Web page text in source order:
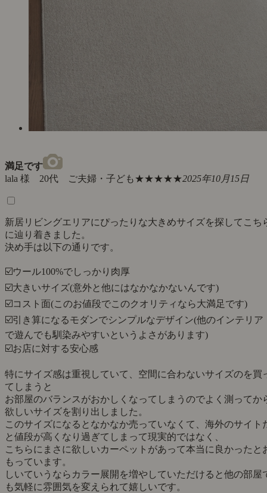
満足です
lala 様 20代 ご夫婦・子ども★★★★★2025年10月15日
新居リビングエリアにぴったりな大きめサイズを探してこち
に辿り着きました。
決め手は以下の通りです。
☑️ウール100%でしっかり肉厚
☑️大きいサイズ(意外と他にはなかなかないんです)
☑️コスト面(このお値段でこのクオリティなら大満足です)
☑️引き算になるモダンでシンプルなデザイン(他のインテリア
で遊んでも馴染みやすいというよさがあります)
☑️お店に対する安心感
特にサイズ感は重視していて、空間に合わないサイズのを買
てしまうと
お部屋のバランスがおかしくなってしまうのでよく測ってか
欲しいサイズを割り出しました。
このサイズになるとなかなか売っていなくて、海外のサイト
と値段が高くなり過ぎてしまって現実的ではなく、
こちらにまさに欲しいカーペットがあって本当に良かったと
もっています。
しいていうならカラー展開を増やしていただけると他の部屋
も気軽に雰囲気を変えられて嬉しいです。